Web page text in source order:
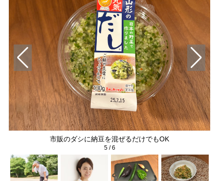
市販のダシに納豆を混ぜるだけでもOK
5/6